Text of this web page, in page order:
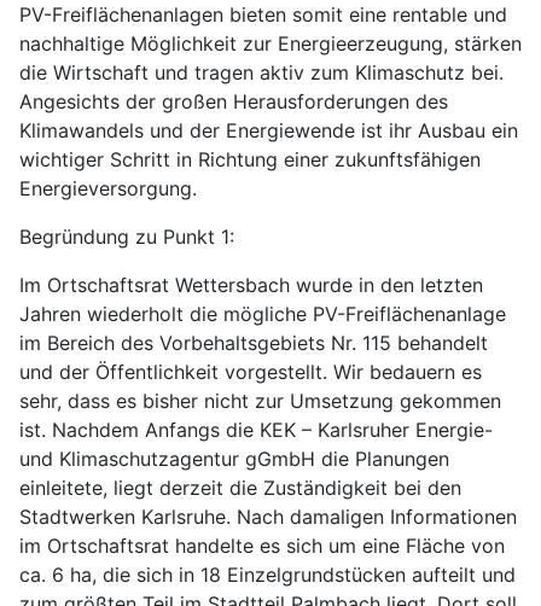
PV-Freiflächenanlagen bieten somit eine rentable und
nachhaltige Möglichkeit zur Energieerzeugung, stärken
die Wirtschaft und tragen aktiv zum Klimaschutz bei.
Angesichts der großen Herausforderungen des
Klimawandels und der Energiewende ist ihr Ausbau ein
wichtiger Schritt in Richtung einer zukunftsfähigen
Energieversorgung.
Begründung zu Punkt 1:
Im Ortschaftsrat Wettersbach wurde in den letzten
Jahren wiederholt die mögliche PV-Freiflächenanlage
im Bereich des Vorbehaltsgebiets Nr. 115 behandelt
und der Öffentlichkeit vorgestellt. Wir bedauern es
sehr, dass es bisher nicht zur Umsetzung gekommen
ist. Nachdem Anfangs die KEK – Karlsruher Energie-
und Klimaschutzagentur gGmbH die Planungen
einleitete, liegt derzeit die Zuständigkeit bei den
Stadtwerken Karlsruhe. Nach damaligen Informationen
im Ortschaftsrat handelte es sich um eine Fläche von
ca. 6 ha, die sich in 18 Einzelgrundstücken aufteilt und